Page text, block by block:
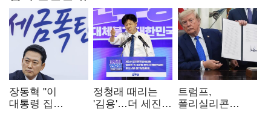
장동혁 "이
대통령 집
정청래 때리는
'김용'…더 세진
트럼프,
폴리실리콘